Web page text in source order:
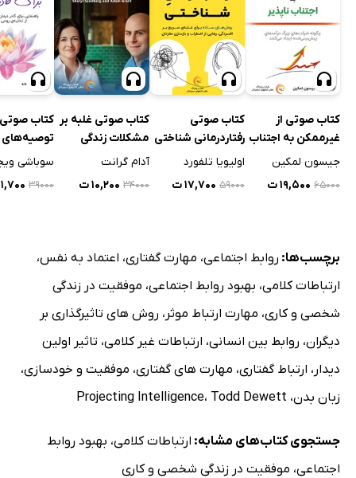
کتاب صوتی از
غیرممکن به اجتناب
جیسون لمکین
۶۵۰۰۰ ۱۹,۵۰۰ ت
کتاب صوتی
رفتاردرمانی شناختی
اولیویا تلفورد
۵۹۰۰۰ ۱۷,۷۰۰ ت
کتاب صوتی غلبه بر
مشکلات زندگی
آدام گرانت
۳۴۰۰۰ ۱۰,۲۰۰ ت
کتاب صوتی
توصیه‌های
برای کادر
سوباشی
۳۹۰۰۰ ۱۱,۷۰۰
برچسب‌ها: روابط اجتماعی، مهارت گفتاری، اعتماد به نفس،
ارتباطات کلامی، بهبود روابط اجتماعی، موفقیت در زندگی
شخصی و کاری، مهارت ارتباط موثر ، روش های تاثیرگذاری بر
دیگران، روابط بین انسانی، ارتباطات غیر کلامی، تاثیر اولین
دیدار ، ارتباط گفتاری، مهارت های گفتاری، موفقیت و خودسازی،
زبان بدن، Projecting Intelligence، Todd Dewett
جستجوی کتاب‌های مشابه: ارتباطات کلامی، بهبود روابط
اجتماعی، موفقیت در زندگی شخصی و کاری